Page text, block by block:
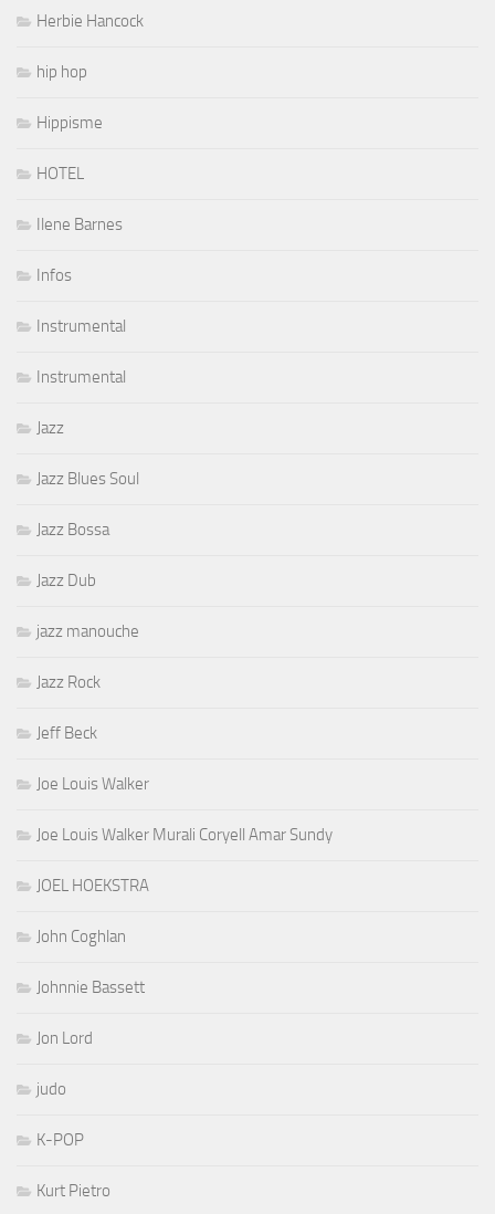
Herbie Hancock
hip hop
Hippisme
HOTEL
Ilene Barnes
Infos
Instrumental
Instrumental
Jazz
Jazz Blues Soul
Jazz Bossa
Jazz Dub
jazz manouche
Jazz Rock
Jeff Beck
Joe Louis Walker
Joe Louis Walker Murali Coryell Amar Sundy
JOEL HOEKSTRA
John Coghlan
Johnnie Bassett
Jon Lord
judo
K-POP
Kurt Pietro